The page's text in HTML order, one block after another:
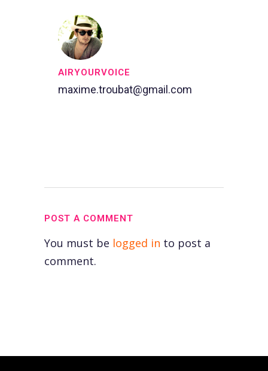
AIRYOURVOICE
maxime.troubat@gmail.com
POST A COMMENT
You must be logged in to post a
comment.